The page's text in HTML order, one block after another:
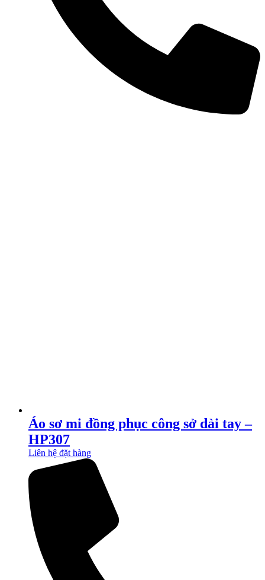
Áo sơ mi đồng phục công sở dài tay –
HP307
Liên hệ đặt hàng